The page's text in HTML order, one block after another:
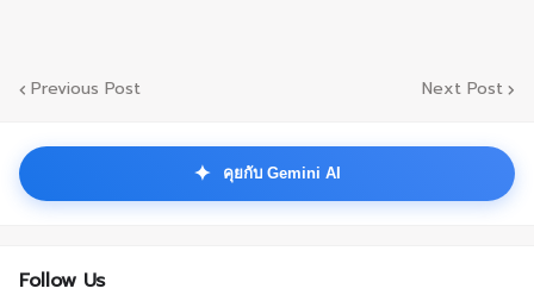
Previous Post Next Post
✦ คุยกับ Gemini AI
Follow Us